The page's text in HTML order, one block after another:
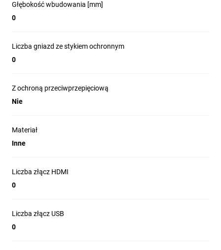
Głębokość wbudowania [mm]
0
Liczba gniazd ze stykiem ochronnym
0
Z ochroną przeciwprzepięciową
Nie
Materiał
Inne
Liczba złącz HDMI
0
Liczba złącz USB
0